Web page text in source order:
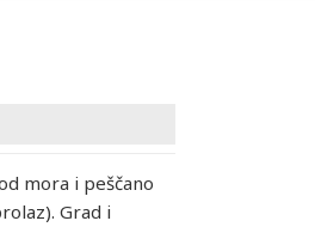
mora i peščano
Grad i